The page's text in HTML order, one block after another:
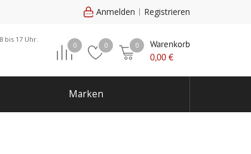
Anmelden Registrieren
bis 17 Uhr.
0 0 0
Warenkorb
0,00 €
Marken